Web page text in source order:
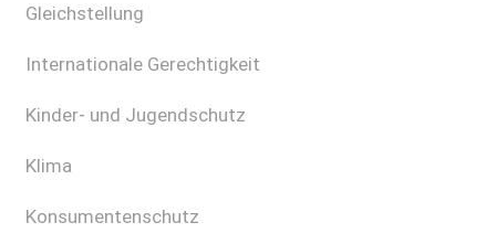
Gleichstellung
Internationale Gerechtigkeit
Kinder- und Jugendschutz
Klima
Konsumentenschutz